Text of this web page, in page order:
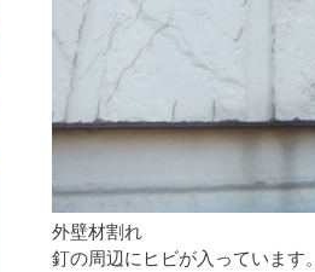
外壁材割れ
釘の周辺にヒビが入っています。